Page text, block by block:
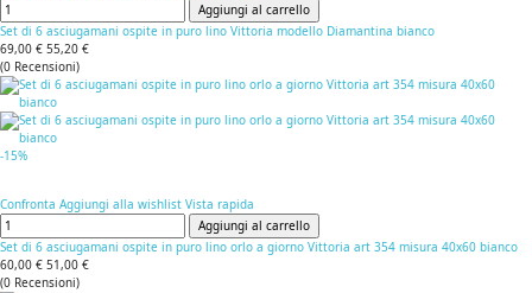
Aggiungi al carrello
Set di 6 asciugamani ospite in puro lino Vittoria modello Diamantina bianco
69,00 € 55,20 €
(0 Recensioni)
-15%
Confronta Aggiungi alla wishlist Vista rapida
Aggiungi al carrello
Set di 6 asciugamani ospite in puro lino orlo a giorno Vittoria art 354 misura 40x60 bianco
60,00 € 51,00 €
(0 Recensioni)